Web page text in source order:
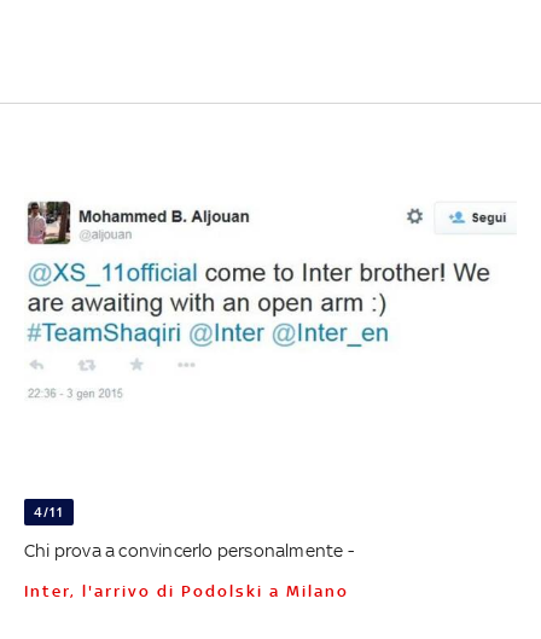
4/11
Chi prova a convincerlo personalmente -
Inter, l'arrivo di Podolski a Milano